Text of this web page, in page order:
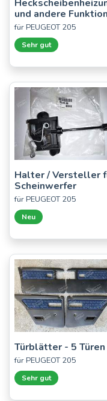
und andere
für PEUGEOT 205
Sehr gut
Halter / Versteller
Scheinwerfer
für PEUGEOT 205
Neu
Türblätter - 5 Türen
für PEUGEOT 205
Sehr gut